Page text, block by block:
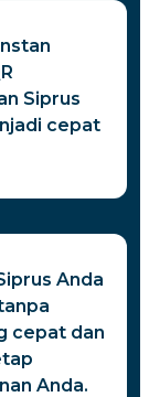
Siprus
cepat
Anda
cepat dan
Anda.